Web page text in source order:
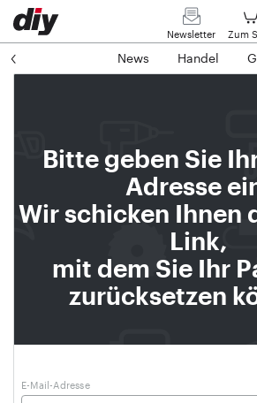
Newsletter Zum
News Handel
Bitte geben Sie
Adresse
Wir schicken Ihnen
Link,
mit dem Sie Ihr
zurücksetzen
E-Mail-Adresse